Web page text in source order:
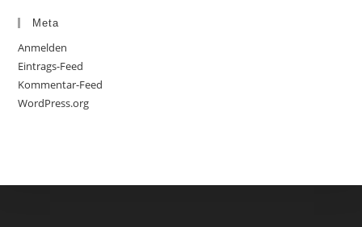
Meta
Anmelden
Eintrags-Feed
Kommentar-Feed
WordPress.org